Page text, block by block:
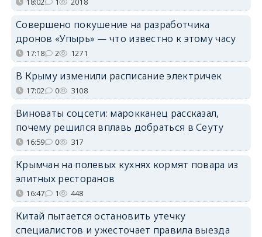
Совершено покушение на разработчика
дронов «Упырь» — что известно к этому часу
17:18 2 1271
В Крыму изменили расписание электричек
17:02 0 3108
Виноваты соцсети: марокканец рассказал,
почему решился вплавь добраться в Сеуту
16:59 0 317
Крымчан на полевых кухнях кормят повара из
элитных ресторанов
16:47 1 448
Китай пытается остановить утечку
специалистов и ужесточает правила выезда